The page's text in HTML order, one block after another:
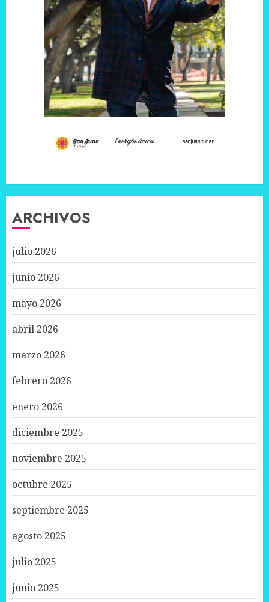
ARCHIVOS
julio 2026
junio 2026
mayo 2026
abril 2026
marzo 2026
febrero 2026
enero 2026
diciembre 2025
noviembre 2025
octubre 2025
septiembre 2025
agosto 2025
julio 2025
junio 2025